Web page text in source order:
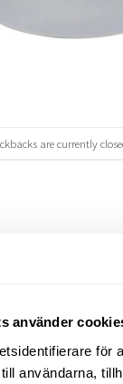
använder
för
användarna,
are currently